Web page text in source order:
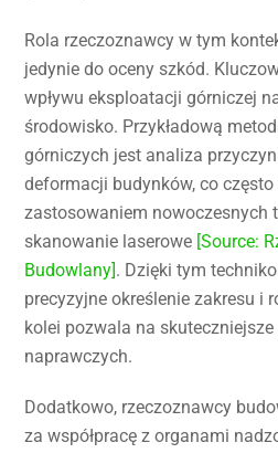
Rola rzeczoznawcy w tym
jedynie do oceny szkód.
wpływu eksploatacji górniczej
środowisko. Przykładową
górniczych jest analiza
deformacji budynków, co często
zastosowaniem nowoczesnych
skanowanie laserowe [Source:
Budowlany]. Dzięki tym
precyzyjne określenie zakresu i
kolei pozwala na
naprawczych.
Dodatkowo, rzeczoznawcy
za współpracę z organami